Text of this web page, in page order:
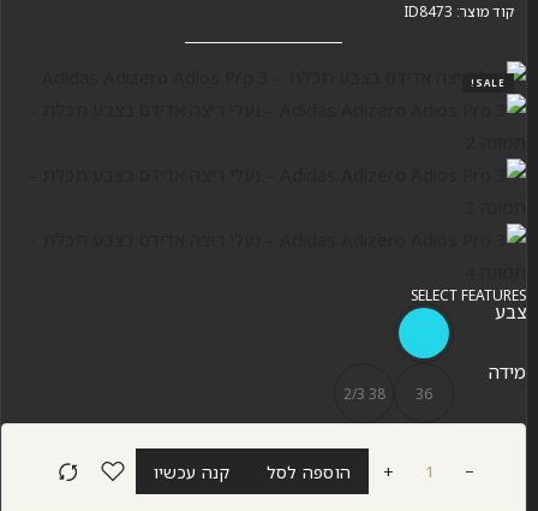
קוד מוצר: ID8473
SALE!
SELECT FEATURES
צבע
מידה
36
38 2/3
+ הוספה לסל קנה עכשיו